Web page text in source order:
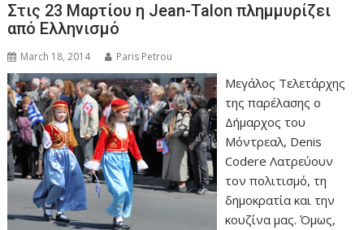
Στις 23 Μαρτίου η Jean-Talon πλημμυρίζει
από Ελληνισμό
March 18, 2014 Paris Petrou
Μεγάλος Τελετάρχης
της παρέλασης ο
Δήμαρχος του
Μόντρεαλ, Denis
Codere Λατρεύουν
τον πολιτισμό, τη
δημοκρατία και την
κουζίνα μας. Όμως,